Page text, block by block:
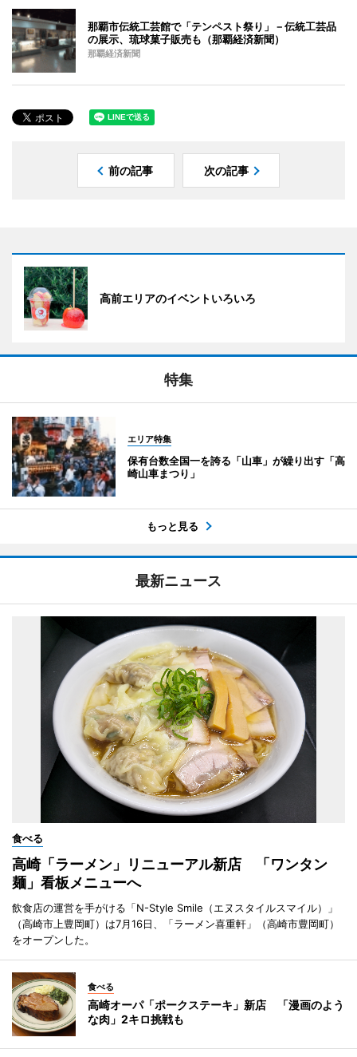
那覇市伝統工芸館で「テンペスト祭り」－伝統工芸品
の展示、琉球菓子販売も（那覇経済新聞）
那覇経済新聞
前の記事 次の記事
高前エリアのイベントいろいろ
特集
エリア特集
保有台数全国一を誇る「山車」が繰り出す「高
崎山車まつり」
もっと見る
最新ニュース
食べる
高崎「ラーメン」リニューアル新店 「ワンタン
麺」看板メニューへ
飲食店の運営を手がける「N-Style Smile（エヌスタイルスマイル）」
（高崎市上豊岡町）は7月16日、「ラーメン喜重軒」（高崎市豊岡町）
をオープンした。
食べる
高崎オーパ「ポークステーキ」新店 「漫画のよう
な肉」2キロ挑戦も